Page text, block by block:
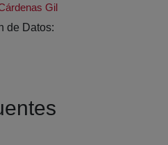
Gil
de Datos: